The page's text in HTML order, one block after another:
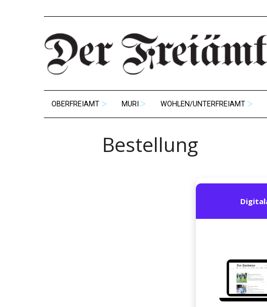
OBERFREIAMT MURI WOHLEN/UNTERFREIAMT